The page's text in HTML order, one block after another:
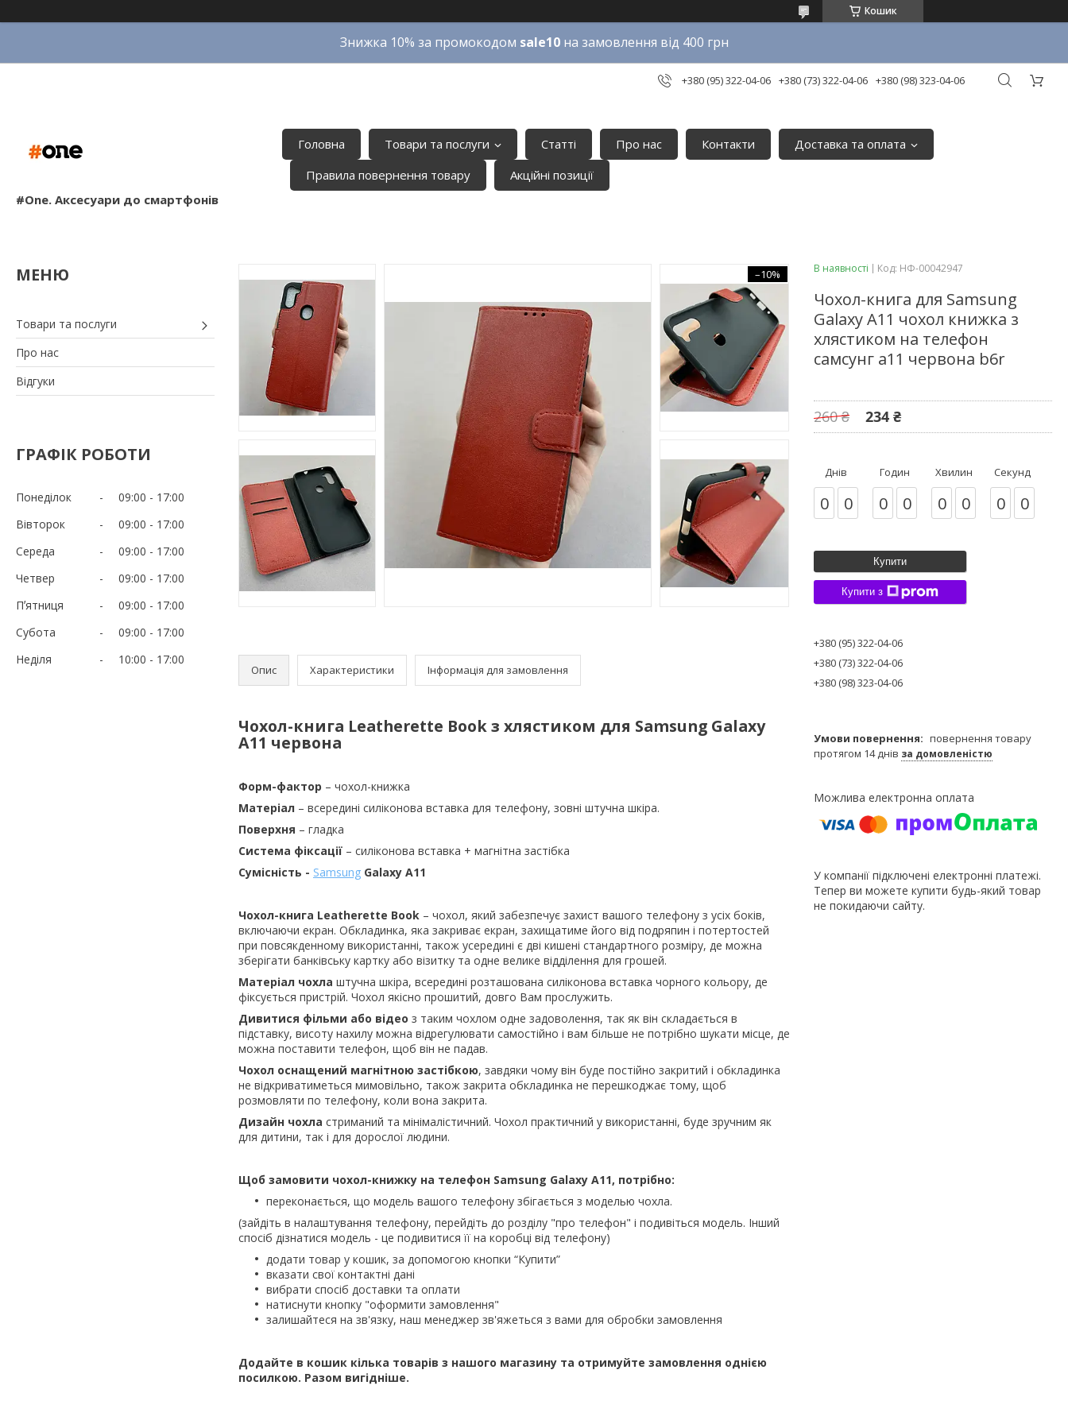
Кошик
Знижка 10% за промокодом sale10на замовлення від 400 грн
+380 (95) 322-04-06 +380 (73) 322-04-06 +380 (98) 323-04-06
#One. Аксесуари до смартфонів
Головна Товари та послуги Статті Про нас Контакти
Доставка та оплата
Правила повернення товару
Акційні позиції
Товари та послуги
Про нас
Відгуки
ГРАФІК РОБОТИ
Понеділок 09:00
17:00
Вівторок
09:00
17:00
Середа
09:00
17:00
Четвер
09:00
17:00
Пʼятниця
09:00
17:00
Субота
09:00
17:00
Неділя
10:00 17:00
–10%
Опис Характеристики Інформація для замовлення
Чохол-книга Leatherette Book з хлястиком для Samsung Galaxy
A11 червона
Форм-фактор – чохол-книжка
Матеріал – всередині силіконова вставка для телефону, зовні штучна шкіра.
Поверхня – гладка
Система фіксації – силіконова вставка + магнітна застібка
Сумісність - Samsung Galaxy A11
Чохол-книга Leatherette Book – чохол, який забезпечує захист вашого телефону з усіх боків,
включаючи екран. Обкладинка, яка закриває екран, захищатиме його від подряпин і потертостей
при повсякденному використанні, також усередині є дві кишені стандартного розміру, де можна
зберігати банківську картку або візитку та одне велике відділення для грошей.
Матеріал чохла штучна шкіра, всередині розташована силіконова вставка чорного кольору, де
фіксується пристрій. Чохол якісно прошитий, довго Вам прослужить.
Дивитися фільми або відео з таким чохлом одне задоволення, так як він складається в
підставку, висоту нахилу можна відрегулювати самостійно і вам більше не потрібно шукати місце, де
можна поставити телефон, щоб він не падав.
Чохол оснащений магнітною застібкою, завдяки чому він буде постійно закритий і обкладинка
не відкриватиметься мимовільно, також закрита обкладинка не перешкоджає тому, щоб
розмовляти по телефону, коли вона закрита.
Дизайн чохла стриманий та мінімалістичний. Чохол практичний у використанні, буде зручним як
для дитини, так і для дорослої людини.
Щоб замовити чохол-книжку на телефон Samsung Galaxy A11, потрібно:
переконається, що модель вашого телефону збігається з моделью чохла.
(зайдіть в налаштування телефону, перейдіть до розділу "про телефон" і подивіться модель. Інший
спосіб дізнатися модель - це подивитися її на коробці від телефону)
додати товар у кошик, за допомогою кнопки “Купити”
вказати свої контактні дані
вибрати спосіб доставки та оплати
натиснути кнопку "оформити замовлення"
залишайтеся на зв'язку, наш менеджер зв'яжеться з вами для обробки замовлення
Додайте в кошик кілька товарів з нашого магазину та отримуйте замовлення однією
посилкою. Разом вигідніше.
В наявності Код: НФ-00042947
Чохол-книга для Samsung
Galaxy A11 чохол книжка з
хлястиком на телефон
самсунг а11 червона b6r
260 ₴ 234 ₴
Днів
0 0
Годин
0 0
Хвилин
0 0
Секунд
0 0
Купити
Купити з
+380 (95) 322-04-06
+380 (73) 322-04-06
+380 (98) 323-04-06
повернення товару
протягом 14 днів за домовленістю
У компанії підключені електронні платежі.
Тепер ви можете купити будь-який товар
не покидаючи сайту.